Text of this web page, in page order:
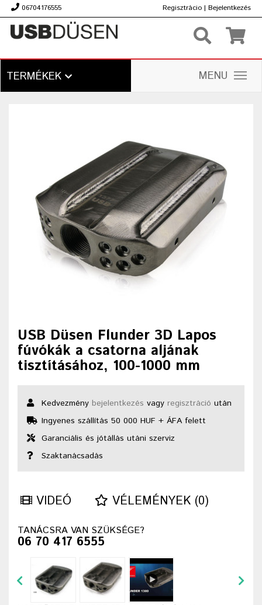
06704176555 Regisztrácio | Bejelentkezés
TERMÉKEK MENU
USB Düsen Flunder 3D Lapos
fúvókák a csatorna aljának
tisztításához, 100-1000 mm
Kedvezmény bejelentkezés vagy regisztráció után
Ingyenes szállítás 50 000 HUF + ÁFA felett
Garanciális és jótállás utáni szerviz
Szaktanácsadás
VIDEÓ VÉLEMÉNYEK (0)
TANÁCSRA VAN SZÜKSÉGE?
06 70 417 6555